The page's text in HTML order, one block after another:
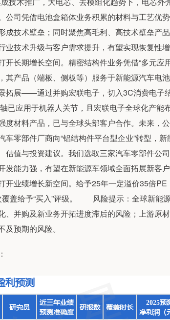
公司凭借电池盒箱体业务积累的材料与工艺优
成技术壁垒；同时聚焦高毛利、高技术壁垒产
业技术升级与客户需求提升，有望实现恢复
开长期增长空间。精密结构件业务凭借“多元应
其产品（端板、侧板等）服务于新能源汽车电
拓展——通过并购宏联电子，切入3C消费电子
已应用于机器人关节，且宏联电子全球化产能
度材料产品，已与全球头部客户合作。未来，
车零部件厂商向“铝结构件平台型企业”转型，
与投资建议。我们选取三家汽车零部件公司
发能力强，有望在新能源车领域全面拓展新客
开业绩增长新空间。给予25年一定溢价35倍
覆盖给予“买入”评级。 风险提示：全球新能
、并购及新业务开拓进度滞后的风险；上游原
预期的风险。